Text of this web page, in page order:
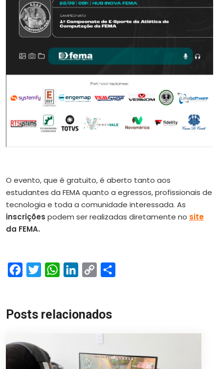
O evento, que é gratuito, é aberto tanto aos
estudantes da FEMA quanto a egressos, profissionais de
tecnologia e toda a comunidade interessada. As
inscrições podem ser realizadas diretamente no site
da FEMA.
FacebookTwitterWhatsAppLinkedIn
Copy
Posts relacionados